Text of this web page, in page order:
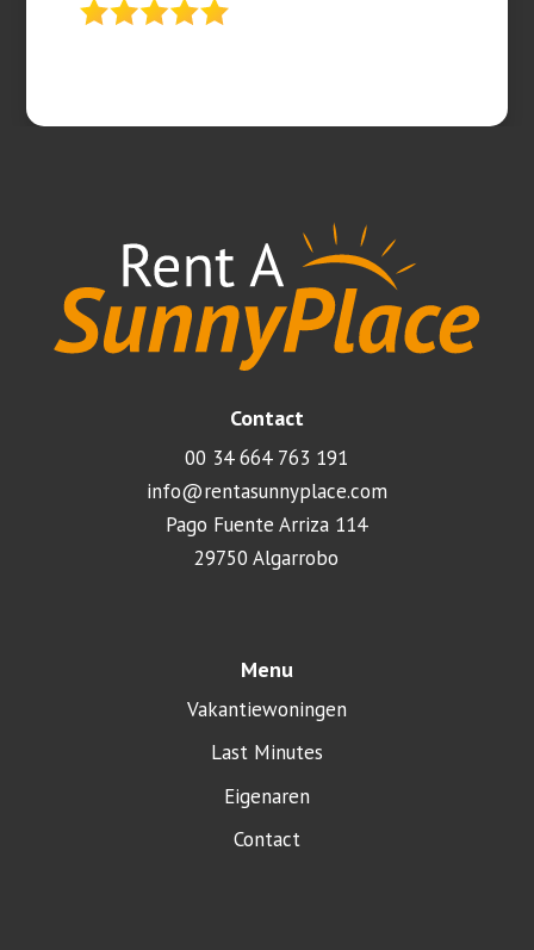
Contact
00 34 664 763 191
info@rentasunnyplace.com
Pago Fuente Arriza 114
29750 Algarrobo
Menu
Vakantiewoningen
Last Minutes
Eigenaren
Contact